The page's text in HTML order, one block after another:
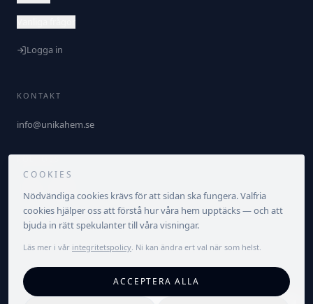
Logga in
KONTAKT
info@unikahem.se
IntegritetspolicyVillkorCookieinställningar
COOKIES
Nödvändiga cookies krävs för att sidan ska fungera. Valfria
cookies hjälper oss att förstå hur våra hem upptäcks — och att
bjuda in rätt spekulanter till våra visningar.
Läs mer i vår integritetspolicy. Ni kan ändra ert val när som helst.
ACCEPTERA ALLA